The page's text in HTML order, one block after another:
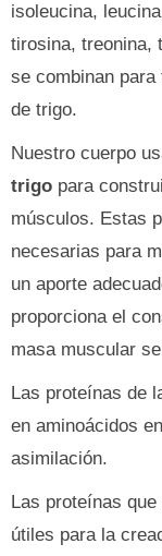
isoleucina,
tirosina, treonina,
se combinan
de trigo.
Nuestro cuerpo
trigo para
músculos. Estas
necesarias para
un aporte
proporciona el
masa muscular
Las proteínas de
en aminoácidos
asimilación.
Las proteínas
útiles para la